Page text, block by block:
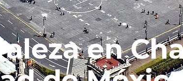
Chapultepec bosque…
en